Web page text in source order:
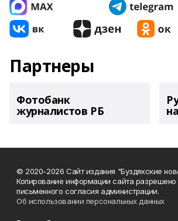
Партнеры
Фотобанк
журналистов РБ
© 2020-2026 Сайт издания "Буздякские
Копирование информации сайта разрешено
письменного согласия администрации.
Об использовании персональных данных